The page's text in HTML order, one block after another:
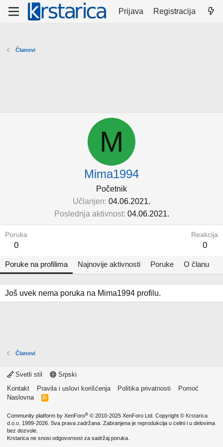
Prijava Registracija
Članovi
M
Mima1994
Početnik
Učlanjen 04.06.2021.
Poslednja aktivnost 04.06.2021.
Poruka
0
Reakcija
0
Poruke na profilima Najnovije aktivnosti Poruke O članu
Još uvek nema poruka na Mima1994 profilu.
Članovi
Svetli stil
Srpski
Kontakt
Pravila i uslovi korišćenja Politika privatnosti
Pomoć
Naslovna
R
Community platform by XenForo® © 2010-2025 XenForo Ltd. Copyright © Krstarica
d.o.o. 1999-2026. Sva prava zadržana. Zabranjena je reprodukcija u celini i u delovima
bez dozvole.
Krstarica ne snosi odgovornost za sadržaj poruka.